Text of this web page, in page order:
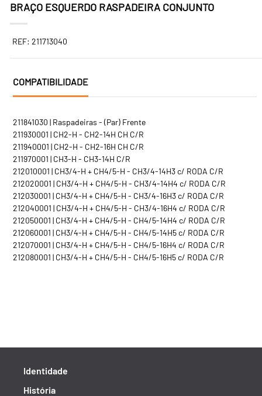
BRAÇO ESQUERDO RASPADEIRA CONJUNTO
REF: 211713040
COMPATIBILIDADE
211841030 | Raspadeiras - (Par) Frente
211930001 | CH2-H - CH2-14H CH C/R
211940001 | CH2-H - CH2-16H CH C/R
211970001 | CH3-H - CH3-14H C/R
212010001 | CH3/4-H + CH4/5-H - CH3/4-14H3 c/ RODA C/R
212020001 | CH3/4-H + CH4/5-H - CH3/4-14H4 c/ RODA C/R
212030001 | CH3/4-H + CH4/5-H - CH3/4-16H3 c/ RODA C/R
212040001 | CH3/4-H + CH4/5-H - CH3/4-16H4 c/ RODA C/R
212050001 | CH3/4-H + CH4/5-H - CH4/5-14H4 c/ RODA C/R
212060001 | CH3/4-H + CH4/5-H - CH4/5-14H5 c/ RODA C/R
212070001 | CH3/4-H + CH4/5-H - CH4/5-16H4 c/ RODA C/R
212080001 | CH3/4-H + CH4/5-H - CH4/5-16H5 c/ RODA C/R
Identidade
História